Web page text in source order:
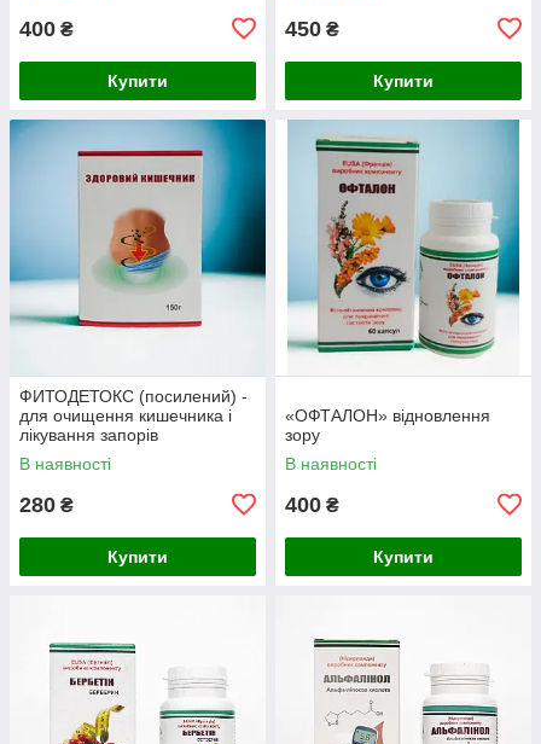
400 ₴
Купити
450 ₴
Купити
ФИТОДЕТОКС (посилений) -
для очищення кишечника і
лікування запорів
В наявності
280 ₴
Купити
«ОФТАЛОН» відновлення
зору
В наявності
400 ₴
Купити